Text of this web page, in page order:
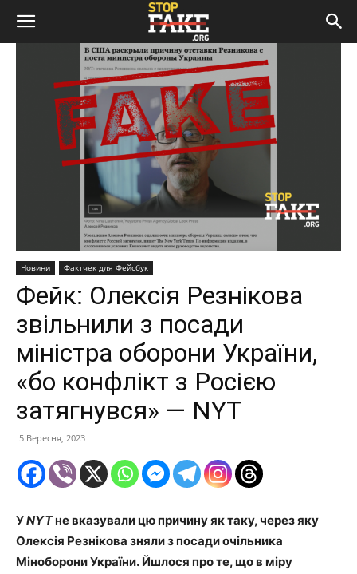
Новини Фактчек для Фейсбук
Фейк: Олексія Резнікова
звільнили з посади
міністра оборони України,
«бо конфлікт з Росією
затягнувся» — NYT
5 Вересня, 2023
УNYTне вказували цю причину як таку, через яку
Олексія Резнікова зняли з посади очільника
Міноборони України. Йшлося про те, що в міру